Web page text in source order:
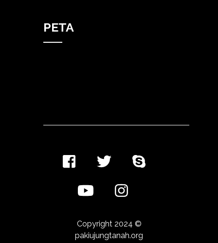
PETA
Copyright 2024 ©
pakiujungtanah.org